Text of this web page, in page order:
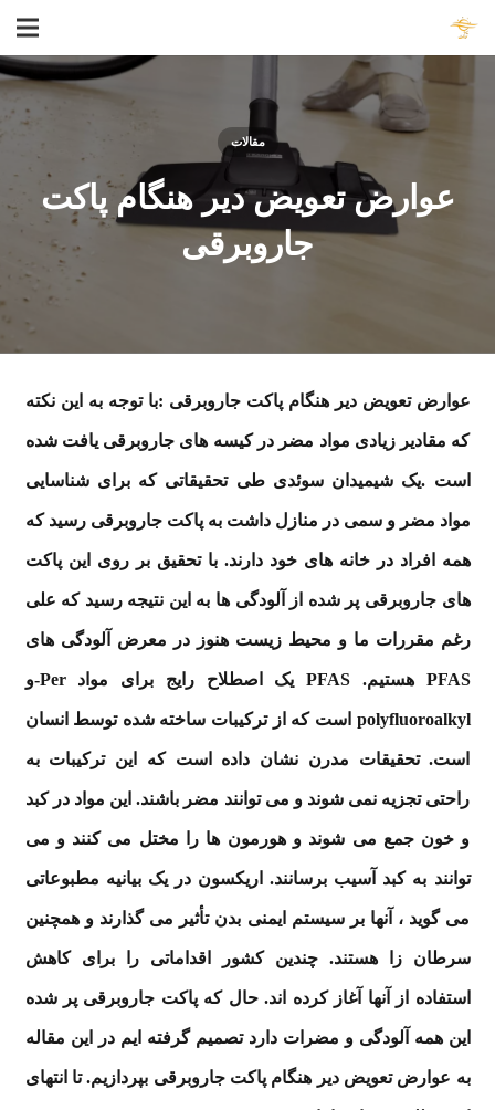
عوارض تعویض دیر هنگام پاکت
جاروبرقی
مقالات
عوارض تعویض دیر هنگام پاکت جاروبرقی :با توجه به این نکته
که مقادیر زیادی مواد مضر در کیسه های جاروبرقی یافت شده
است .یک شیمیدان سوئدی طی تحقیقاتی که برای شناسایی
مواد مضر و سمی در منازل داشت به پاکت جاروبرقی رسید که
همه افراد در خانه های خود دارند. با تحقیق بر روی این پاکت
های جاروبرقی پر شده از آلودگی ها به این نتیجه رسید که علی
رغم مقررات ما و محیط زیست هنوز در معرض آلودگی های
PFAS هستیم. PFAS یک اصطلاح رایج برای مواد Per-و
polyfluoroalkyl است که از ترکیبات ساخته شده توسط انسان
است. تحقیقات مدرن نشان داده است که این ترکیبات به
راحتی تجزیه نمی شوند و می توانند مضر باشند. این مواد در كبد
و خون جمع می شوند و هورمون ها را مختل می كنند و می
توانند به كبد آسیب برسانند. اریکسون در یک بیانیه مطبوعاتی
می گوید ، آنها بر سیستم ایمنی بدن تأثیر می گذارند و همچنین
سرطان زا هستند. چندین کشور اقداماتی را برای کاهش
استفاده از آنها آغاز کرده اند. حال که پاکت جاروبرقی پر شده
این همه آلودگی و مضرات دارد تصمیم گرفته ایم در این مقاله
به عوارض تعویض دیر هنگام پاکت جاروبرقی بپردازیم. تا انتهای